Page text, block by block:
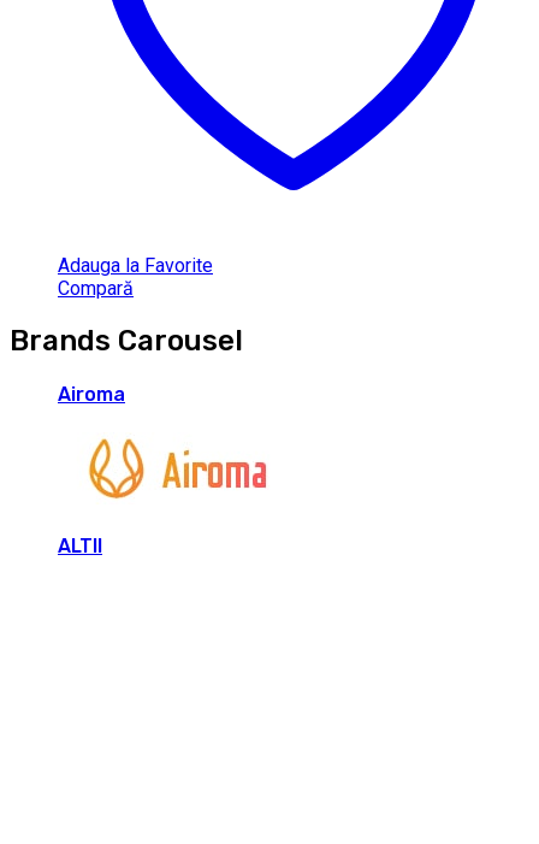
Adauga la Favorite
Compară
Brands Carousel
Airoma
ALTII